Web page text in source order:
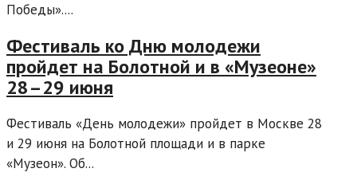
Победы»....
Фестиваль ко Дню молодежи
пройдет на Болотной и в «Музеоне»
28–29 июня
Фестиваль «День молодежи» пройдет в Москве 28
и 29 июня на Болотной площади и в парке
«Музеон». Об...